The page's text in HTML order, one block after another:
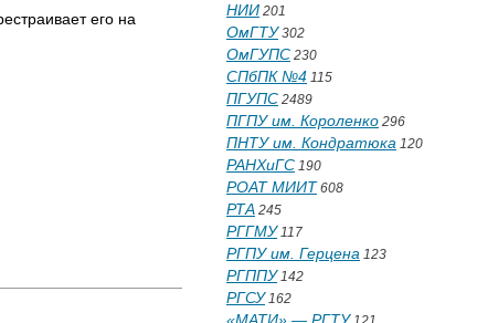
его на
НИИ 201
ОмГТУ302
ОмГУПС 230
СПбПК №4 115
ПГУПС 2489
ПГПУ им. Короленко 296
ПНТУ им. Кондратюка 120
РАНХиГС 190
РОАТ МИИТ 608
РТА 245
РГГМУ117
РГПУ им. Герцена 123
РГППУ142
РГСУ162